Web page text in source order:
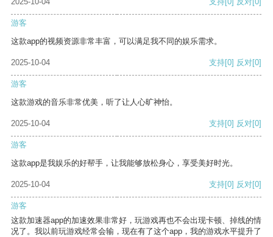
游客
这款app的视频资源非常丰富，可以满足我不同的娱乐需求。
2025-10-04 支持[0] 反对[0]
游客
这款游戏的音乐非常优美，听了让人心旷神怡。
2025-10-04 支持[0] 反对[0]
游客
这款app是我娱乐的好帮手，让我能够放松身心，享受美好时光。
2025-10-04 支持[0] 反对[0]
游客
这款加速器app的加速效果非常好，玩游戏再也不会出现卡顿、掉线的情
况了。我以前玩游戏经常会输，现在有了这个app，我的游戏水平提升了